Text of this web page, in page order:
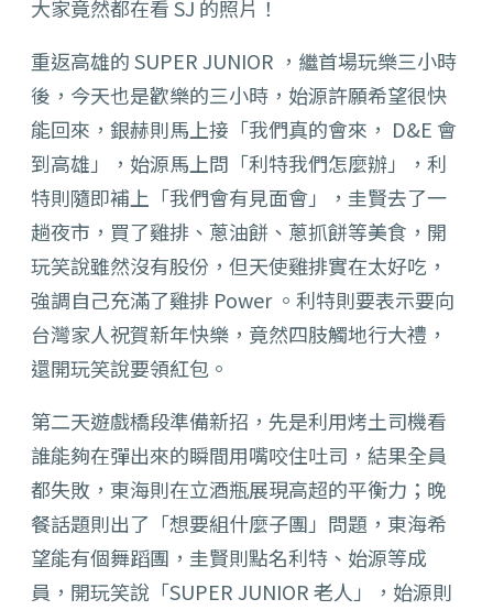
大家竟然都在看 SJ 的照片！
重返高雄的 SUPER JUNIOR ，繼首場玩樂三小時
後，今天也是歡樂的三小時， 始源許願希望很快
能回來，銀赫則馬上接「我們真的會來， D&E 會
到高雄」，始源馬上問「利特我們怎麼辦」，利
特則隨即補上「我們會有見面會」，圭賢去了一
趟夜市，買了雞排、蔥油餅、 蔥抓餅等美食，開
玩笑說雖然沒有股份，但天使雞排實在太好吃，
強調自己充滿了雞排 Power 。 利特則要表示要向
台灣家人祝賀新年快樂，竟然四肢觸地行大禮，
還開玩笑說要領紅包。
第二天遊戲橋段準備新招， 先是利用烤土司機看
誰能夠在彈出來的瞬間用嘴咬住吐司， 結果全員
都失敗，東海則在立酒瓶展現高超的平衡力； 晚
餐話題則出了「想要組什麼子團」問題，東海希
望能有個舞蹈團， 圭賢則點名利特、始源等成
員，開玩笑說「SUPER JUNIOR 老人」，始源則